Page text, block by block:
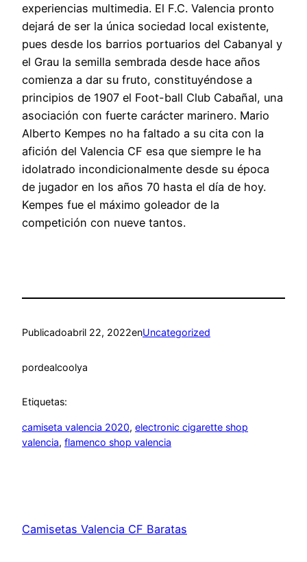
experiencias multimedia. El F.C. Valencia pronto
dejará de ser la única sociedad local existente,
pues desde los barrios portuarios del Cabanyal y
el Grau la semilla sembrada desde hace años
comienza a dar su fruto, constituyéndose a
principios de 1907 el Foot-ball Club Cabañal, una
asociación con fuerte carácter marinero. Mario
Alberto Kempes no ha faltado a su cita con la
afición del Valencia CF esa que siempre le ha
idolatrado incondicionalmente desde su época
de jugador en los años 70 hasta el día de hoy.
Kempes fue el máximo goleador de la
competición con nueve tantos.
Publicadoabril 22, 2022enUncategorized
pordealcoolya
Etiquetas:
camiseta valencia 2020, electronic cigarette shop
valencia, flamenco shop valencia
Camisetas Valencia CF Baratas